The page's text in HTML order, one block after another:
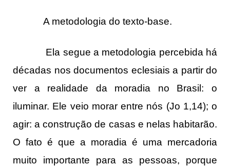
A metodologia do texto-base.
Ela segue a metodologia percebida há
décadas nos documentos eclesiais a partir do
ver a realidade da moradia no Brasil: o
iluminar. Ele veio morar entre nós (Jo 1,14); o
agir: a construção de casas e nelas habitarão.
O fato é que a moradia é uma mercadoria
muito importante para as pessoas, porque